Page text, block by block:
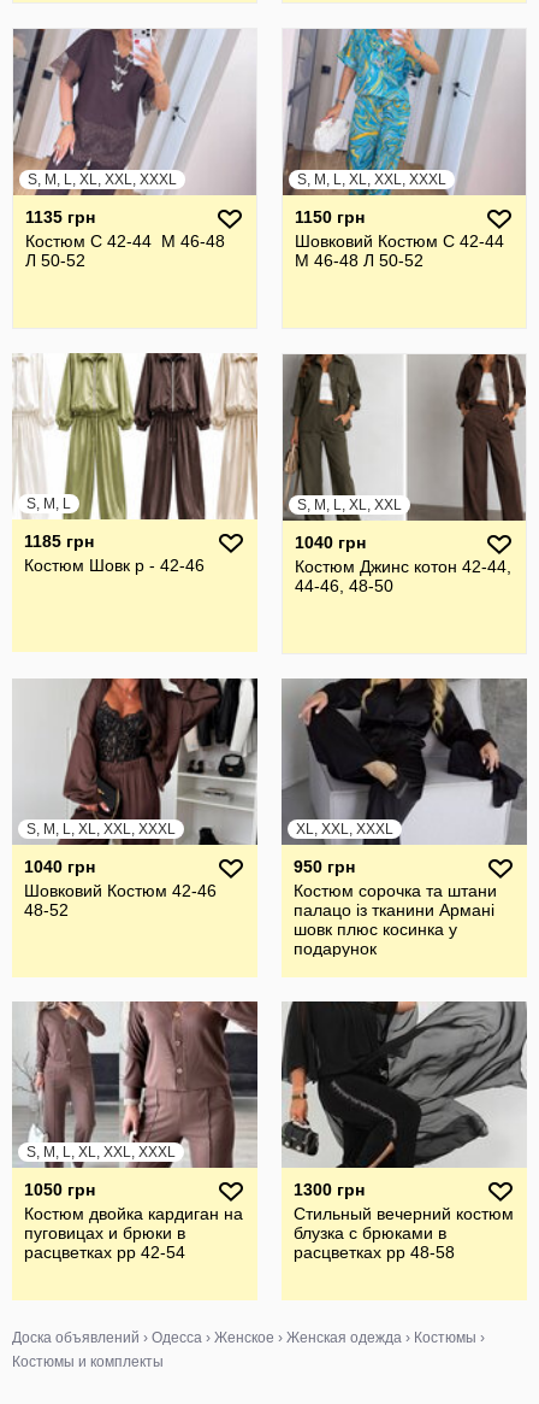
S, M, L, XL, XXL, XXXL
1135 грн
Костюм С 42-44 М 46-48
Л 50-52
S, M, L, XL, XXL, XXXL
1150 грн
Шовковий Костюм С 42-44
М 46-48 Л 50-52
S, M, L
1185 грн
Костюм Шовк р - 42-46
S, M, L, XL, XXL
1040 грн
Костюм Джинс котон 42-44,
44-46, 48-50
S, M, L, XL, XXL, XXXL
1040 грн
Шовковий Костюм 42-46
48-52
XL, XXL, XXXL
950 грн
Костюм сорочка та штани
палацо із тканини Армані
шовк плюс косинка у
подарунок
S, M, L, XL, XXL, XXXL
1050 грн
Костюм двойка кардиган на
пуговицах и брюки в
расцветках рр 42-54
1300 грн
Стильный вечерний костюм
блузка с брюками в
расцветках рр 48-58
Доска объявлений › Одесса › Женское › Женская одежда › Костюмы ›
Костюмы и комплекты